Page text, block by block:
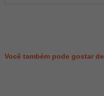
Você também pode gostar de